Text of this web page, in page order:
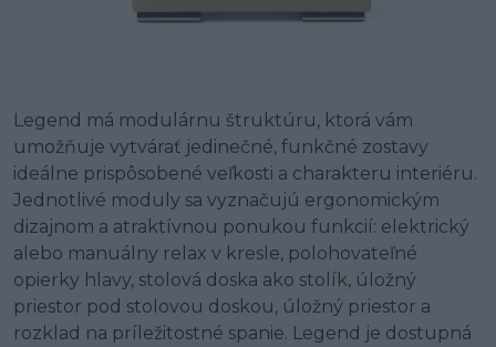
Legend má modulárnu štruktúru, ktorá vám
umožňuje vytvárať jedinečné, funkčné zostavy
ideálne prispôsobené veľkosti a charakteru interiéru.
Jednotlivé moduly sa vyznačujú ergonomickým
dizajnom a atraktívnou ponukou funkcií: elektrický
alebo manuálny relax v kresle, polohovateľné
opierky hlavy, stolová doska ako stolík, úložný
priestor pod stolovou doskou, úložný priestor a
rozklad na príležitostné spanie. Legend je dostupná